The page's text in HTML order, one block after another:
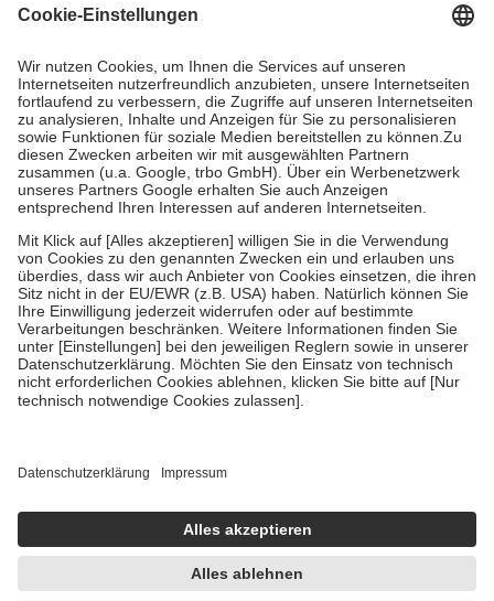
Grundsätzlich leisten Mitglieder Zuzahlungen in Höhe von zehn
höchstens zehn Euro.
Es sind jedoch nie mehr als die tatsächlichen
Kosten der Leistung zu entrichten.
Diese Regeln gelten grundsätzlich auch für Online-Apotheken.
Bei Heilmitteln und häuslicher Krankenpflege beträgt die
Zuzahlung zehn Prozent der Kosten sowie zehn Euro je
Verordnung.
Um das Engagement der Versicherten für ihre eigene Gesundheit zu
stärken und die besondere Stellung der Familie zu unterstützen,
fallenkeine Zuzahlungenan bei:
• Kindern und Jugendlichen bis zum vollendeten 18. Lebensjahr
mit Ausnahme der Fahrkosten
• Untersuchungen zur Vorsorge und Früherkennung, die von der
GKV getragen werden
• empfohlenen Schutzimpfungen
• Harn- und Blutteststreifen
getroffen, um sicherzustellen, dass es sich um echte Bewertungen
https://help.etrusted.com/hc/de/articles/4419944605341
Einige Bilder und Inhalte wurden unter Zuhilfenahme künstlicher